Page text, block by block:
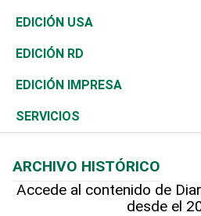
Reportajes
África
Ocenanía
Caribe
Resto del mundo
Vivienda
Telecom.
Global y variable
Economía personal
Buena Vida
Sociales
Novedades
Podcast Arte Libre
Hablando con el pediatra
Ciclismo
Tenis
Olimpismo
Más deportes
Línea de hit
En Directo
El Espía
Noticiero Poteleche
Columnistas
Tecnología
Historia
Martes de tecnología
Cambio climático
Economía
Revista
Deportes
Opinión
Hecho en casa
EDICIÓN USA
EDICIÓN RD
EDICIÓN IMPRESA
SERVICIOS
Cumpleaños
ARCHIVO HISTÓRICO
Accede al contenido de
desde el